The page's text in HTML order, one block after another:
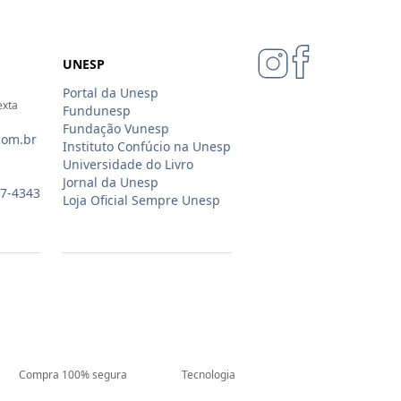
4343
UNESP
Portal da Unesp
Fundunesp
Fundação Vunesp
Instituto Confúcio na Unesp
Universidade do Livro
Jornal da Unesp
Loja Oficial Sempre Unesp
Compra 100% segura Tecnologia